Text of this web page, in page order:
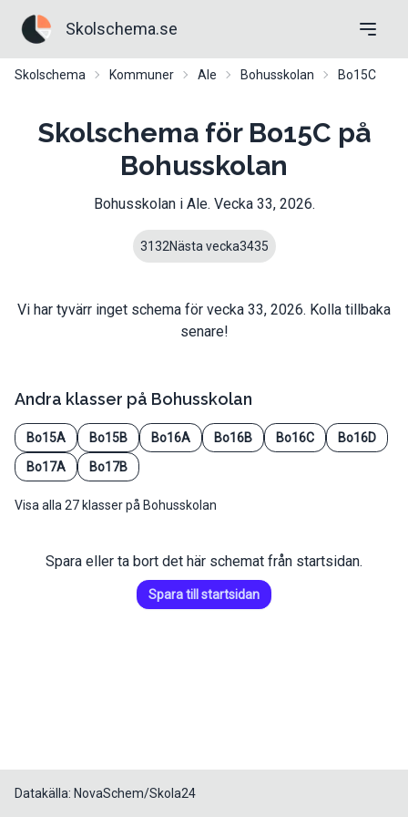
Skolschema.se
Skolschema Kommuner Ale Bohusskolan Bo15C
Skolschema för Bo15C på
Bohusskolan
Bohusskolani Ale. Vecka 33, 2026.
3132Nästa vecka3435
Vi har tyvärr inget schema för vecka 33, 2026. Kolla tillbaka
senare!
Andra klasser på Bohusskolan
Bo15A Bo15B Bo16A Bo16B Bo16C
Bo16D
Bo17A
Bo17B
Visa alla 27 klasser på Bohusskolan
Spara eller ta bort det här schemat från startsidan.
Spara till startsidan
Datakälla: NovaSchem/Skola24